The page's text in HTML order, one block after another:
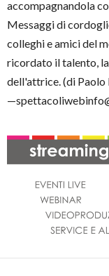
accompagnandola
Messaggi di
colleghi e amici del
ricordato il talento,
dell'attrice. (di